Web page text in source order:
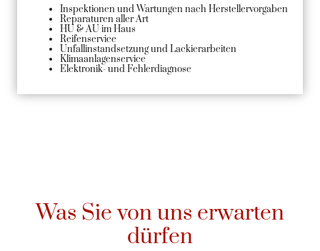
Inspektionen und Wartungen nach Herstellervorgaben
Reparaturen aller Art
HU & AU im Haus
Reifenservice
Unfallinstandsetzung und Lackierarbeiten
Klimaanlagenservice
Elektronik- und Fehlerdiagnose
Was Sie von uns erwarten
dürfen